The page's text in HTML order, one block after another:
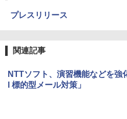
プレスリリース
関連記事
NTTソフト、演習機能などを
l 標的型メール対策」